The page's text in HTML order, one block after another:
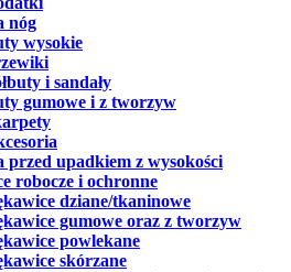
nóg
wysokie
i sandały
gumowe i z tworzyw
przed upadkiem z wysokości
robocze i ochronne
dziane/tkaninowe
gumowe oraz z tworzyw
powlekane
skórzane